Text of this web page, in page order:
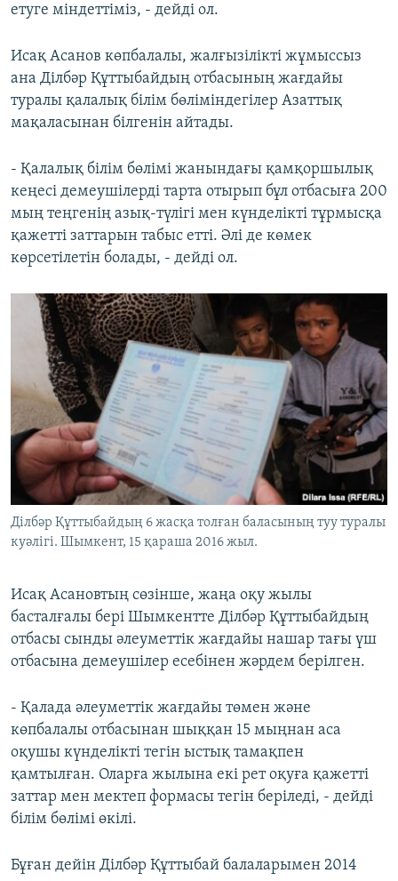
етуге міндеттіміз, - дейді ол.
Исақ Асанов көпбалалы, жалғызілікті жұмыссыз
ана Ділбәр Құттыбайдың отбасының жағдайы
туралы қалалық білім бөліміндегілер Азаттық
мақаласынан білгенін айтады.
- Қалалық білім бөлімі жанындағы қамқоршылық
кеңесі демеушілерді тарта отырып бұл отбасыға 200
мың теңгенің азық-түлігі мен күнделікті тұрмысқа
қажетті заттарын табыс етті. Әлі де көмек
көрсетілетін болады, - дейді ол.
Ділбәр Құттыбайдың 6 жасқа толған баласының туу туралы
куәлігі. Шымкент, 15 қараша 2016 жыл.
Исақ Асановтың сөзінше, жаңа оқу жылы
басталғалы бері Шымкентте Ділбәр Құттыбайдың
отбасы сынды әлеуметтік жағдайы нашар тағы үш
отбасына демеушілер есебінен жәрдем берілген.
- Қалада әлеуметтік жағдайы төмен және
көпбалалы отбасынан шыққан 15 мыңнан аса
оқушы күнделікті тегін ыстық тамақпен
қамтылған. Оларға жылына екі рет оқуға қажетті
заттар мен мектеп формасы тегін беріледі, - дейді
білім бөлімі өкілі.
Бұған дейін Ділбәр Құттыбай балаларымен 2014